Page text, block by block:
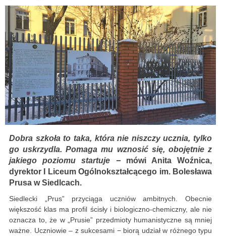
Dobra szkoła to taka, która nie niszczy ucznia, tylko
go uskrzydla. Pomaga mu wznosić się, obojętnie z
jakiego poziomu startuje − mówi Anita Woźnica,
dyrektor I Liceum Ogólnokształcącego im. Bolesława
Prusa w Siedlcach.
Siedlecki „Prus” przyciąga uczniów ambitnych. Obecnie
większość klas ma profil ścisły i biologiczno-chemiczny, ale nie
oznacza to, że w „Prusie” przedmioty humanistyczne są mniej
ważne. Uczniowie – z sukcesami − biorą udział w różnego typu